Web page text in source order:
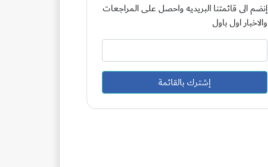
إنضم الى قائمتنا البريديه واحصل على المراجعات
والاخبار اول باول